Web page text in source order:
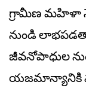
గ్రామీణ మహిళా
నుండి
జీవనోపాధుల
యజమాన్యానికి